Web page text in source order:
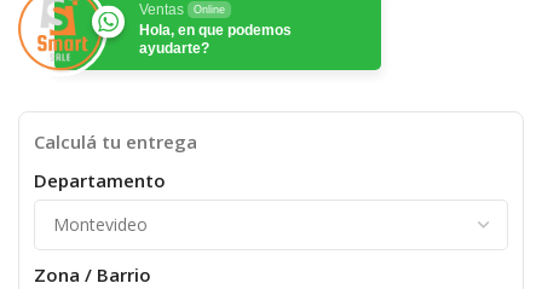
Ventas Online
Hola, en que podemos
ayudarte?
Calculá tu entrega
Departamento
Zona / Barrio